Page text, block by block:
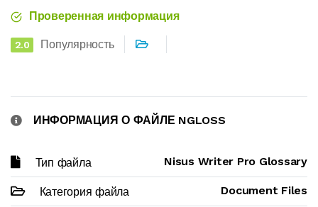
Проверенная информация
2.0 Популярность
ИНФОРМАЦИЯ О ФАЙЛЕ NGLOSS
Тип файла Nisus Writer Pro Glossary
Категория файла Document Files